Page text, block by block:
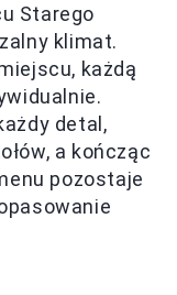
Starego
klimat.
każdą
detal,
a kończąc
pozostaje